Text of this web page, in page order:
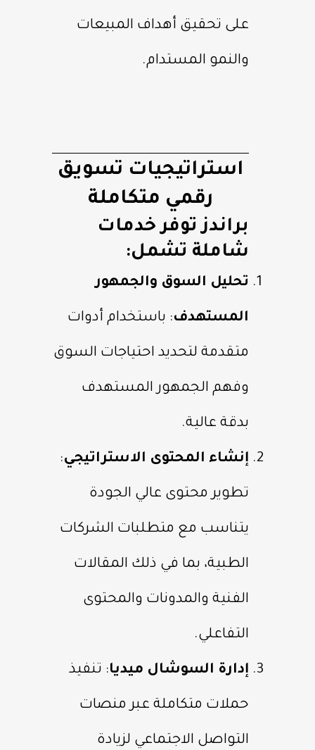
على تحقيق أهداف المبيعات
والنمو المستدام.
استراتيجيات تسويق
رقمي متكاملة
براندز توفر خدمات
شاملة تشمل:
تحليل السوق والجمهور
المستهدف: باستخدام أدوات
متقدمة لتحديد احتياجات السوق
وفهم الجمهور المستهدف
بدقة عالية.
إنشاء المحتوى الاستراتيجي:
تطوير محتوى عالي الجودة
يتناسب مع متطلبات الشركات
الطبية، بما في ذلك المقالات
الفنية والمدونات والمحتوى
التفاعلي.
إدارة السوشال ميديا: تنفيذ
حملات متكاملة عبر منصات
التواصل الاجتماعي لزيادة